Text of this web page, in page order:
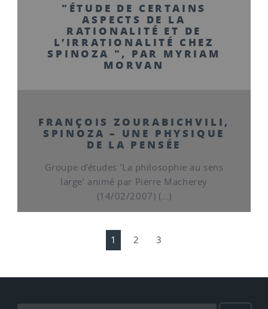
"ÉTUDE DE CERTAINS
ASPECTS DE LA
RATIONALITÉ ET DE
L’IRRATIONALITÉ CHEZ
SPINOZA ", PAR MYRIAM
MORVAN
FRANÇOIS ZOURABICHVILI,
SPINOZA – UNE PHYSIQUE
DE LA PENSÉE
Groupe d’études ’La philosophie au sens
large’ animé par Pierre Macherey
(14/02/2007) (…)
1 2 3